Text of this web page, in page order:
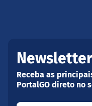
Newsletter
Receba as
PortalGO direto no